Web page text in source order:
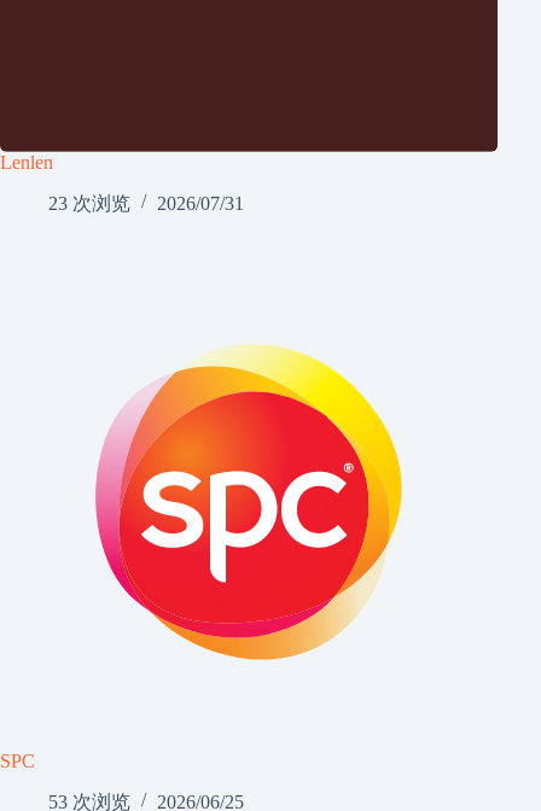
Lenlen
23 次浏览
2026/07/31
SPC
53 次浏览
2026/06/25